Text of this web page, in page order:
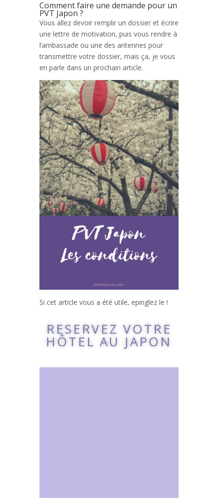
Comment faire une demande pour un
PVT Japon ?
Vous allez devoir remplir un dossier et écrire
une lettre de motivation, puis vous rendre à
l’ambassade ou une des antennes pour
transmettre votre dossier, mais ça, je vous
en parle dans un prochain article.
Si cet article vous a été utile, epinglez le !
RESERVEZ VOTRE
HÔTEL AU JAPON